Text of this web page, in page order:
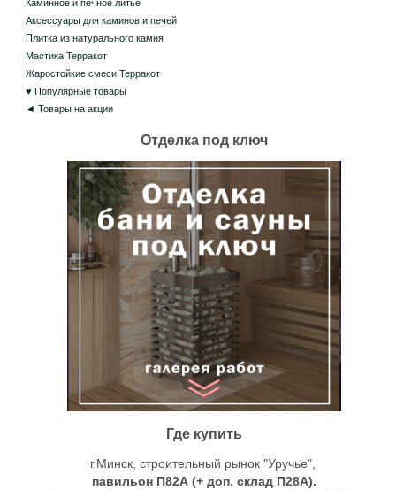
Каминное и печное литье
Аксессуары для каминов и печей
Плитка из натурального камня
Мастика Терракот
Жаростойкие смеси Терракот
♥ Популярные товары
◄ Товары на акции
Отделка под ключ
Где купить
г.Минск, строительный рынок "Уручье",
павильон П82А (+ доп. склад П28А).